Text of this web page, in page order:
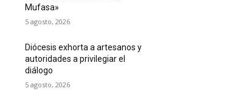
Mufasa»
5 agosto, 2026
Diócesis exhorta a artesanos y
autoridades a privilegiar el
diálogo
5 agosto, 2026